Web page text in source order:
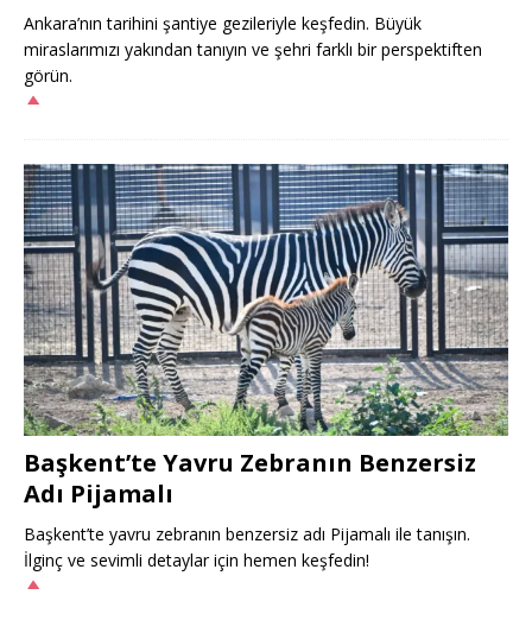
Ankara’nın tarihini şantiye gezileriyle keşfedin. Büyük
miraslarımızı yakından tanıyın ve şehri farklı bir perspektiften
görün.
Başkent’te Yavru Zebranın Benzersiz
Adı Pijamalı
Başkent’te yavru zebranın benzersiz adı Pijamalı ile tanışın.
İlginç ve sevimli detaylar için hemen keşfedin!